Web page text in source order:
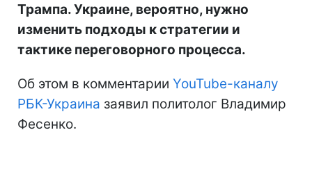
Трампа. Украине, вероятно, нужно
изменить подходы к стратегии и
тактике переговорного процесса.
Об этом в комментарии YouTube-каналу
РБК-Украина заявил политолог Владимир
Фесенко.